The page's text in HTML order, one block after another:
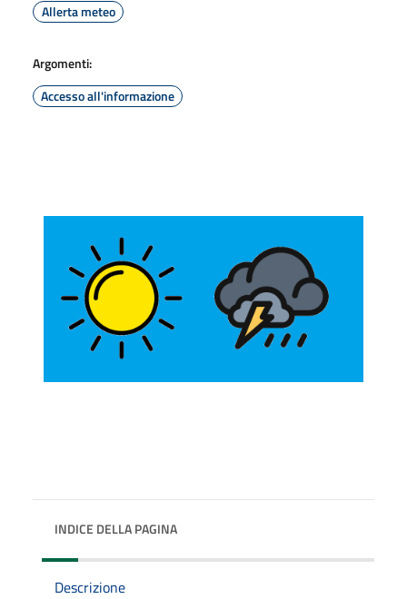
Allerta meteo
Argomenti:
Accesso all'informazione
INDICE DELLA PAGINA
Descrizione